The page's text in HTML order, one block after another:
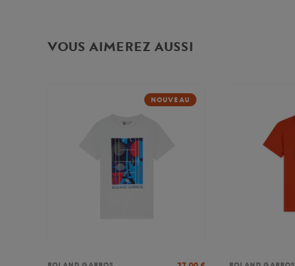
VOUS AIMEREZ AUSSI
NOUVEAU